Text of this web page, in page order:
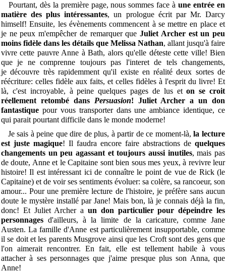
Pourtant, dès la première page, nous sommes face àune entrée en
matière des plus intéressantes, un prologue écrit par Mr. Darcy
himself! Ensuite, les évènements commencent à se mettre en place et
je ne peux m'empêcher de remarquer queJuliet Archer est un peu
moins fidèle dans les détails que Melissa Nathan, allant jusqu'à faire
vivre cette pauvre Anne à Bath, alors qu'elle déteste cette ville! Bien
que je ne comprenne toujours pas l'interet de tels changements,
je découvre très rapidemment qu'il existe en réalité deux sortes de
réécriture: celles fidèle aux faits, et celles fidèles à l'esprit du livre! Et
là, c'est incroyable, à peine quelques pages de lus eton se croit
réellement retombé dans Persuasion! Juliet Archer a un don
fantastique pour vous transporter dans une ambiance identique, ce
qui parait pourtant difficile dans le monde moderne!
Je sais à peine que dire de plus, à partir de ce moment-là,la lecture
est juste magique! Il faudra encore faire abstractions de quelques
changements un peu agassant et toujours aussi inutiles, mais pas
de doute, Anne et le Capitaine sont bien sous mes yeux, à revivre leur
histoire! Il est intéressant ici de connaître le point de vue de Rick (le
Capitaine) et de voir ses sentiments évoluer: sa colère, sa rancoeur, son
amour... Pour une première lecture de l'histoire, je préfère sans aucun
doute le mystère installé par Jane! Mais bon, là je connais déjà la fin,
donc! Et Juliet Archer a un don particulier pour dépeindre les
personnages d'ailleurs, à la limite de la caricature, comme Jane
Austen. La famille d'Anne est particulièrement insupportable, comme
il se doit et les parents Musgrove ainsi que les Croft sont des gens que
l'on aimerait rencontrer. En fait, elle est tellement habile à vous
attacher à ses personnages que j'aime presque plus son Anna, que
Anne!